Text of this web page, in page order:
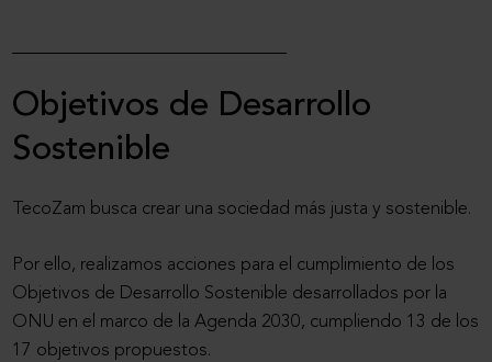
Objetivos de Desarrollo
Sostenible
TecoZam busca crear una sociedad más justa y sostenible.
Por ello, realizamos acciones para el cumplimiento de los
Objetivos de Desarrollo Sostenible desarrollados por la
ONU en el marco de la Agenda 2030, cumpliendo 13 de los
17 objetivos propuestos.